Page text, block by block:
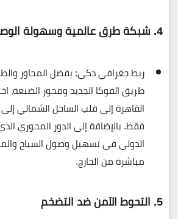
4. شبكة طرق عالمية وسهولة الوصول
ربط جغرافي ذكي: بفضل المحاور
طريق الفوكا الجديد ومحور الضبعة،
القاهرة إلى قلب الساحل الشمالي
فقط. بالإضافة إلى الدور المحوري
الدوليفي تسهيل وصول السياح
مباشرة من الخارج.
5. التحوط الآمن ضد التضخم